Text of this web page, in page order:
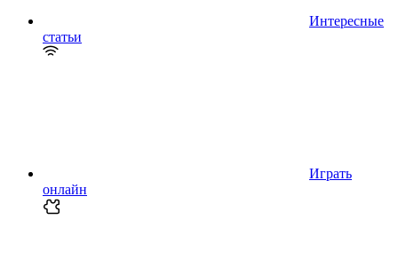
Интересные
статьи
Играть
онлайн